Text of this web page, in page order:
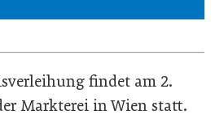
findet am 2.
Markterei in Wien statt.